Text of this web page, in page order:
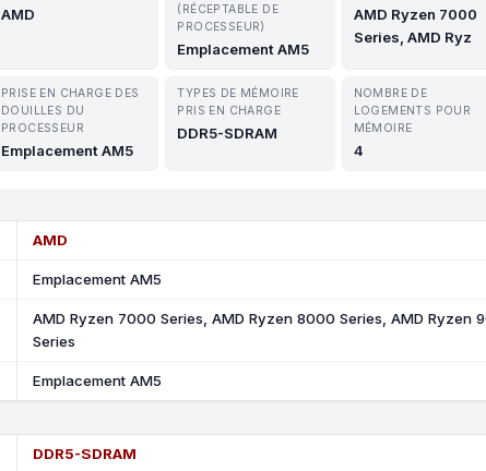
AMD
(RÉCEPTABLE DE
PROCESSEUR)
Emplacement AM5
AMD Ryzen 7000
Series, AMD Ryz
PRISE EN CHARGE DES
DOUILLES DU
PROCESSEUR
Emplacement AM5
TYPES DE MÉMOIRE
PRIS EN CHARGE
DDR5-SDRAM
NOMBRE DE
LOGEMENTS POUR
MÉMOIRE
4
AMD
Emplacement AM5
AMD Ryzen 7000 Series, AMD Ryzen 8000 Series, AMD Ryzen
Series
Emplacement AM5
DDR5-SDRAM